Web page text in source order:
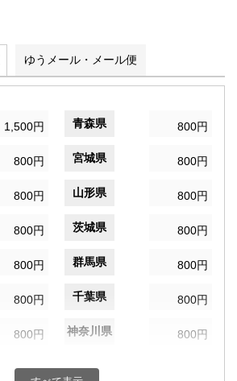
ゆうメール・メール便
1,500円 青森県 800円
800円 宮城県 800円
800円 山形県 800円
800円 茨城県 800円
800円 群馬県 800円
800円 千葉県 800円
800円 神奈川県 800円
800円 富山県